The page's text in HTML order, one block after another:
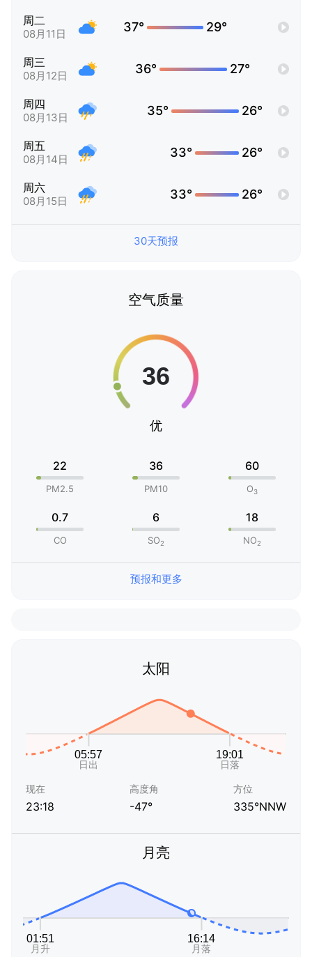
周二
08月11日 37° 29°
周三
08月12日 36° 27°
周四
08月13日 35° 26°
周五
08月14日 33° 26°
周六
08月15日 33° 26°
30天预报
空气质量
优
22
PM2.5
36
PM10
60
O3
0.7
CO
6
SO2
18
NO2
预报和更多
太阳
现在
23:18
高度角
-47°
方位
335°NNW
月亮